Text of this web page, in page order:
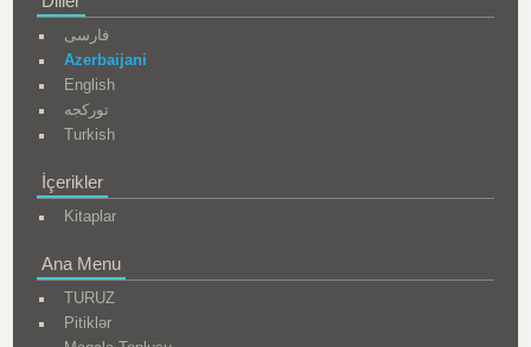
فارسی
Azerbaijani
English
تورکجه
Turkish
İçerikler
Kitaplar
Ana Menu
TURUZ
Pitiklər